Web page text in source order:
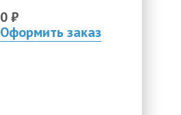
0 ₽
Оформить заказ